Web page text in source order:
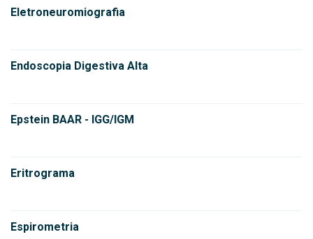
Eletroneuromiografia
Endoscopia Digestiva Alta
Epstein BAAR - IGG/IGM
Eritrograma
Espirometria